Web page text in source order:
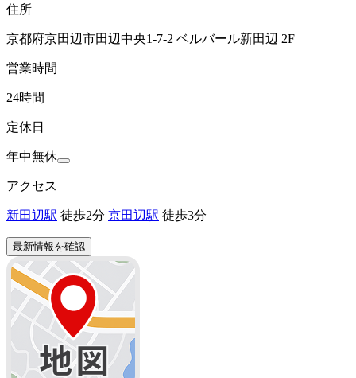
住所
京都府京田辺市田辺中央1-7-2 ベルバール新田辺 2F
営業時間
24時間
定休日
年中無休
アクセス
新田辺駅 徒歩2分 京田辺駅 徒歩3分
最新情報を確認